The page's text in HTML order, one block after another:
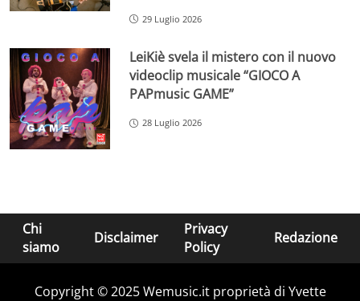
29 Luglio 2026
LeiKiè svela il mistero con il nuovo
videoclip musicale “GIOCO A
PAPmusic GAME”
28 Luglio 2026
Chi
siamo
Disclaimer
Privacy
Policy
Redazione
Copyright © 2025 Wemusic.it proprietà di Yvette